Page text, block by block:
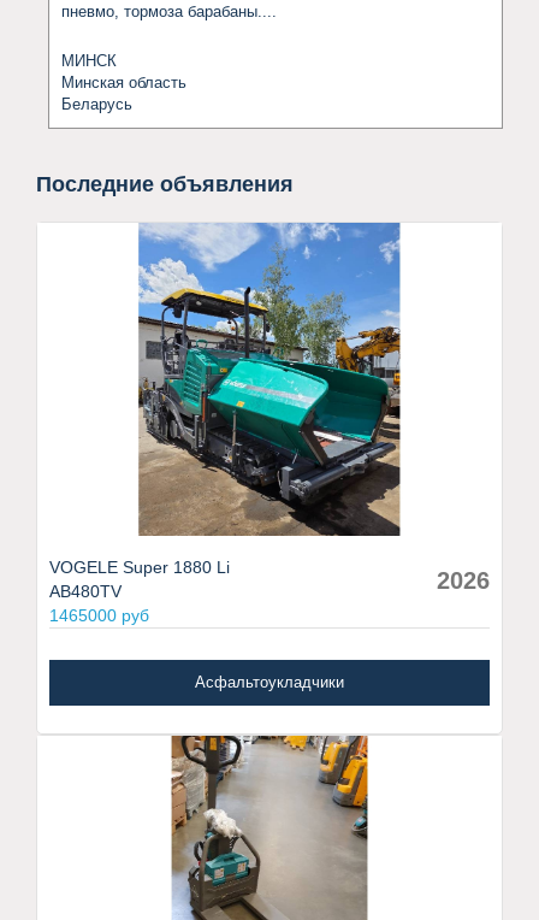
пневмо, тормоза барабаны....
МИНСК
Минская область
Беларусь
Последние объявления
VOGELE Super 1880 Li
AB480TV
1465000 руб
2026
Асфальтоукладчики